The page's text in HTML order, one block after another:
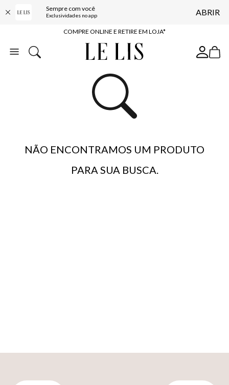
Sempre com você
Exclusividades no app ABRIR
10% OFF NA PRIMEIRA COMPRA*
COMPRE ONLINE E RETIRE EM LOJA*
ENTREGA EXPRESSA*
BAIXE O APP
10% OFF NA PRIMEIRA COMPRA*
NÃO ENCONTRAMOS UM PRODUTO
PARA SUA BUSCA.